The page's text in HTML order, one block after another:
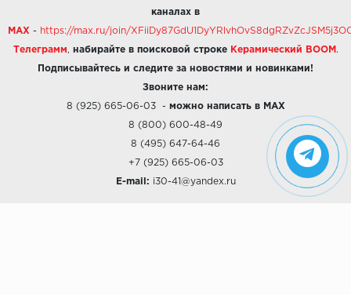
каналах в
MAX - https://max.ru/join/
Телеграмм набирайте в поисковой строке Керамический BOOM .
Подписывайтесь и следите за новостями и новинками!
Звоните нам:
8 (925) 665-06-03- можно написать в MAX
8 (800) 600-48-49
8 (495) 647-64-46
+7 (925) 665-06-03
E-mail: i30-41@yandex.ru